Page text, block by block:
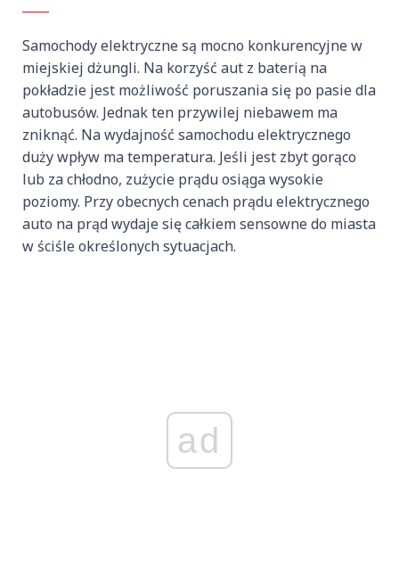
Samochody elektryczne są mocno konkurencyjne w
miejskiej dżungli. Na korzyść aut z baterią na
pokładzie jest możliwość poruszania się po pasie dla
autobusów. Jednak ten przywilej niebawem ma
zniknąć. Na wydajność samochodu elektrycznego
duży wpływ ma temperatura. Jeśli jest zbyt gorąco
lub za chłodno, zużycie prądu osiąga wysokie
poziomy. Przy obecnych cenach prądu elektrycznego
auto na prąd wydaje się całkiem sensowne do miasta
w ściśle określonych sytuacjach.
ad